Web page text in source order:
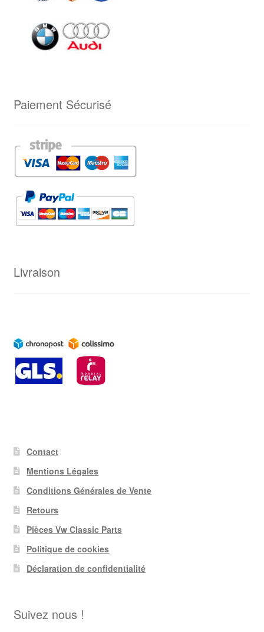
Paiement Sécurisé
Livraison
Contact
Mentions Légales
Conditions Générales de Vente
Retours
Pièces Vw Classic Parts
Politique de cookies
Déclaration de confidentialité
Suivez nous !